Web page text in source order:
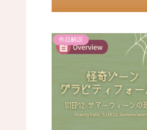
作品解説